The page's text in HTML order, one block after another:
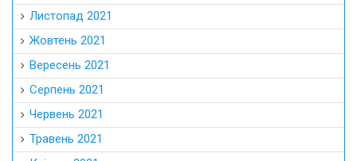
Листопад 2021
Жовтень 2021
Вересень 2021
Серпень 2021
Червень 2021
Травень 2021